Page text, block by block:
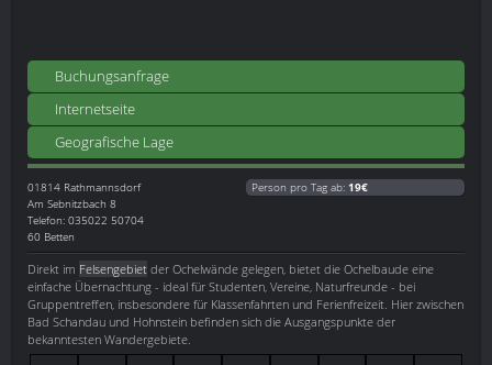
Buchungsanfrage
Internetseite
Geografische Lage
01814 Rathmannsdorf
Am Sebnitzbach 8
Telefon: 035022 50704
60 Betten
Person pro Tag ab: 19€
Direkt im Felsengebiet der Ochelwände gelegen, bietet die Ochelbaude eine
einfache Übernachtung - ideal für Studenten, Vereine, Naturfreunde - bei
Gruppentreffen, insbesondere für Klassenfahrten und Ferienfreizeit. Hier zwischen
Bad Schandau und Hohnstein befinden sich die Ausgangspunkte der
bekanntesten Wandergebiete.